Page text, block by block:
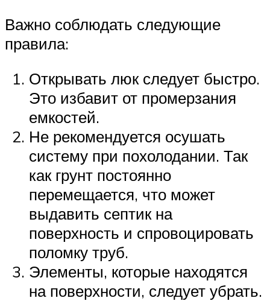
Важно соблюдать следующие
правила:
Открывать люк следует быстро.
Это избавит от промерзания
емкостей.
Не рекомендуется осушать
систему при похолодании. Так
как грунт постоянно
перемещается, что может
выдавить септик на
поверхность и спровоцировать
поломку труб.
Элементы, которые находятся
на поверхности, следует убрать.